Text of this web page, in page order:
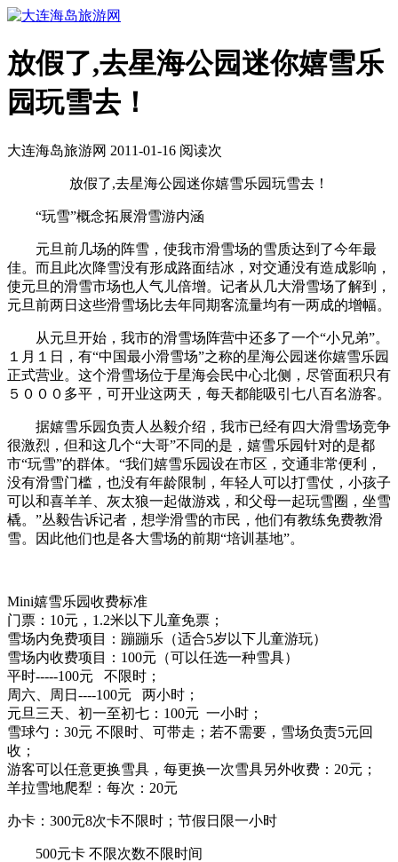
放假了,去星海公园迷你嬉雪乐
园玩雪去！
大连海岛旅游网 2011-01-16 阅读次
放假了,去星海公园迷你嬉雪乐园玩雪去！
“玩雪”概念拓展滑雪游内涵
元旦前几场的阵雪，使我市滑雪场的雪质达到了今年最
佳。而且此次降雪没有形成路面结冰，对交通没有造成影响，
使元旦的滑雪市场也人气儿倍增。记者从几大滑雪场了解到，
元旦前两日这些滑雪场比去年同期客流量均有一两成的增幅。
从元旦开始，我市的滑雪场阵营中还多了一个“小兄弟”。
１月１日，有“中国最小滑雪场”之称的星海公园迷你嬉雪乐园
正式营业。这个滑雪场位于星海会民中心北侧，尽管面积只有
５０００多平，可开业这两天，每天都能吸引七八百名游客。
据嬉雪乐园负责人丛毅介绍，我市已经有四大滑雪场竞争
很激烈，但和这几个“大哥”不同的是，嬉雪乐园针对的是都
市“玩雪”的群体。“我们嬉雪乐园设在市区，交通非常便利，
没有滑雪门槛，也没有年龄限制，年轻人可以打雪仗，小孩子
可以和喜羊羊、灰太狼一起做游戏，和父母一起玩雪圈，坐雪
橇。”丛毅告诉记者，想学滑雪的市民，他们有教练免费教滑
雪。因此他们也是各大雪场的前期“培训基地”。
Mini嬉雪乐园收费标准
门票：10元，1.2米以下儿童免票；
雪场内免费项目：蹦蹦乐（适合5岁以下儿童游玩）
雪场内收费项目：100元（可以任选一种雪具）
平时-----100元 不限时；
周六、周日----100元 两小时；
元旦三天、初一至初七：100元 一小时；
雪球勺：30元 不限时、可带走；若不需要，雪场负责5元回
收；
游客可以任意更换雪具，每更换一次雪具另外收费：20元；
羊拉雪地爬犁：每次：20元
办卡：300元8次卡不限时；节假日限一小时
500元卡 不限次数不限时间